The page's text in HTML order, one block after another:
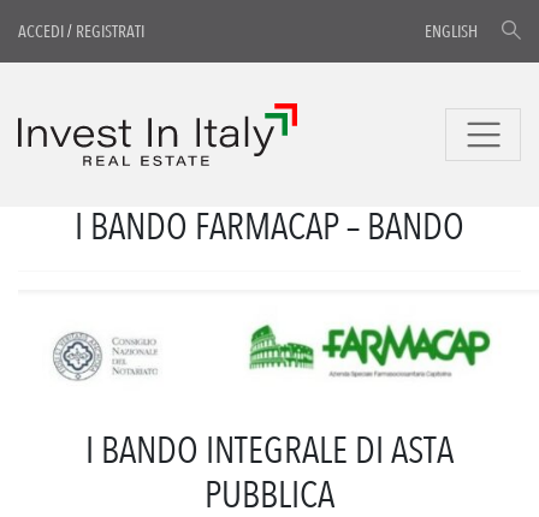
ACCEDI/ REGISTRATI ENGLISH
I BANDO FARMACAP – BANDO
I BANDO INTEGRALE DI ASTA
PUBBLICA